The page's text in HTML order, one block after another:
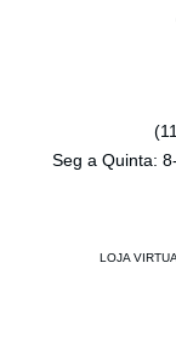
Seg a Quinta:
LOJA